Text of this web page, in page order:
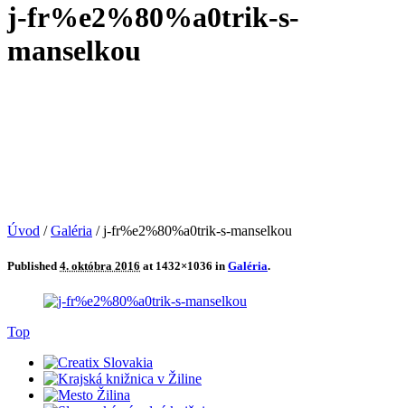
j-fr%e2%80%a0trik-s-
manselkou
Úvod /Galéria /j-fr%e2%80%a0trik-s-manselkou
Published 4. októbra 2016 at 1432×1036 in Galéria.
Top